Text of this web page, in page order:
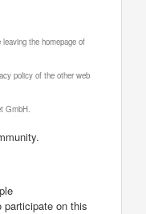
the homepage of
policy of the other web
GmbH.
participate on this